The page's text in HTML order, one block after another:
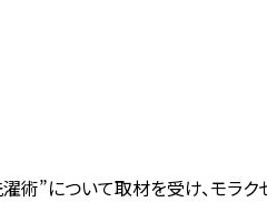
術”について取材を受け、モラク